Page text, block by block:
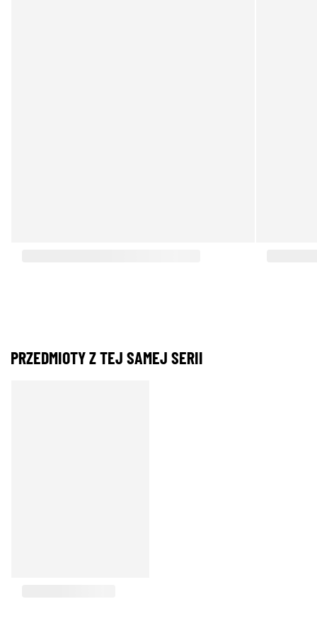
PRZEDMIOTY Z TEJ SAMEJ SERII